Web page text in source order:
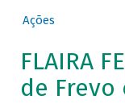
Ações
FLAIRA
de Frevo